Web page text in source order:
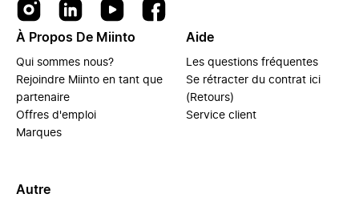
À Propos De Miinto
Qui sommes nous?
Rejoindre Miinto en tant que
partenaire
Offres d'emploi
Marques
Aide
Les questions fréquentes
Se rétracter du contrat ici
(Retours)
Service client
Autre